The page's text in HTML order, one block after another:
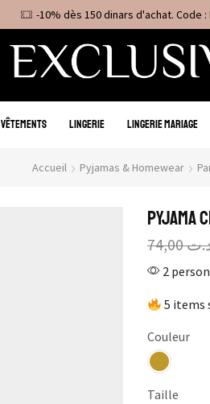
-10% dès 150 dinars d'achat. Code :
VÊTEMENTS LINGERIE LINGERIE MARIAGE
Accueil Pyjamas & Homewear
Pyjama
74,00
2
5 items
Couleur
Taille